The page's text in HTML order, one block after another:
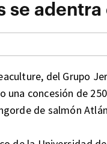
se
del Grupo
concesión de
de salmón